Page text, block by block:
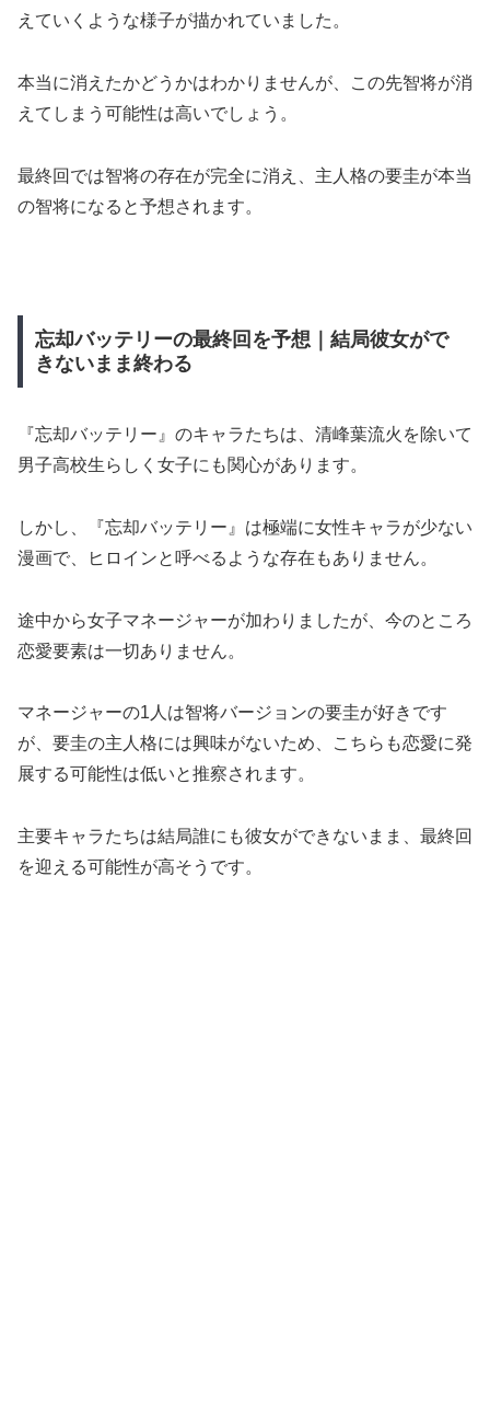
えていくような様子が描かれていました。
本当に消えたかどうかはわかりませんが、この先智将が消
えてしまう可能性は高いでしょう。
最終回では智将の存在が完全に消え、主人格の要圭が本当
の智将になると予想されます。
忘却バッテリーの最終回を予想｜結局彼女がで
きないまま終わる
『忘却バッテリー』のキャラたちは、清峰葉流火を除いて
男子高校生らしく女子にも関心があります。
しかし、『忘却バッテリー』は極端に女性キャラが少ない
漫画で、ヒロインと呼べるような存在もありません。
途中から女子マネージャーが加わりましたが、今のところ
恋愛要素は一切ありません。
マネージャーの1人は智将バージョンの要圭が好きです
が、要圭の主人格には興味がないため、こちらも恋愛に発
展する可能性は低いと推察されます。
主要キャラたちは結局誰にも彼女ができないまま、最終回
を迎える可能性が高そうです。